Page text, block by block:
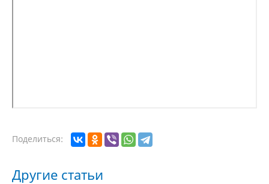
Поделиться:
Другие статьи